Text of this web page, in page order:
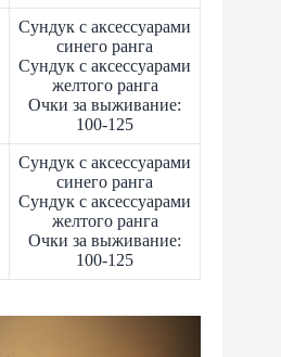
Сундук с аксессуарами
синего ранга
Сундук с аксессуарами
желтого ранга
Очки за выживание:
100-125
Сундук с аксессуарами
синего ранга
Сундук с аксессуарами
желтого ранга
Очки за выживание:
100-125